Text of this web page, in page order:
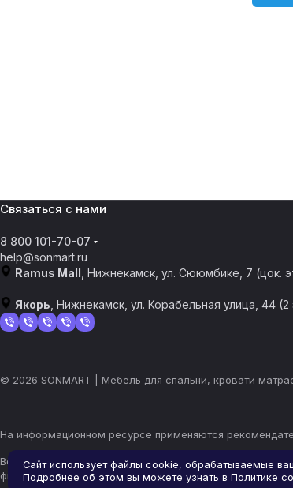
Связаться с нами
8 800 101-70-07
help@sonmart.ru
Ramus Mall , Нижнекамск, ул. Сююмбике, 7 (цок.
Якорь , Нижнекамск, ул. Корабельная улица, 44
© 2026 SONMART | Мебель для спальни, кровати
На информационном ресурсе применяются
Все ресурсы сайта nizhnekamsk.sonmart.ru, включая
фирменное наименование являются объектами
Сайт использует файлы cookie, обрабатываемые
Подробнее об этом вы можете узнать вПолитике